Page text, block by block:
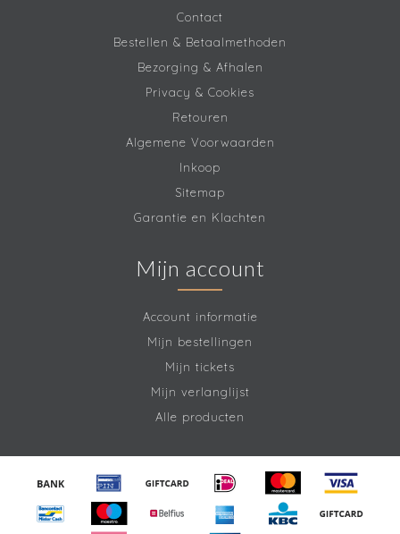
Contact
Bestellen & Betaalmethoden
Bezorging & Afhalen
Privacy & Cookies
Retouren
Algemene Voorwaarden
Inkoop
Sitemap
Garantie en Klachten
Mijn account
Account informatie
Mijn bestellingen
Mijn tickets
Mijn verlanglijst
Alle producten